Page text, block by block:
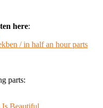
here:
/ in half an hour parts
parts: